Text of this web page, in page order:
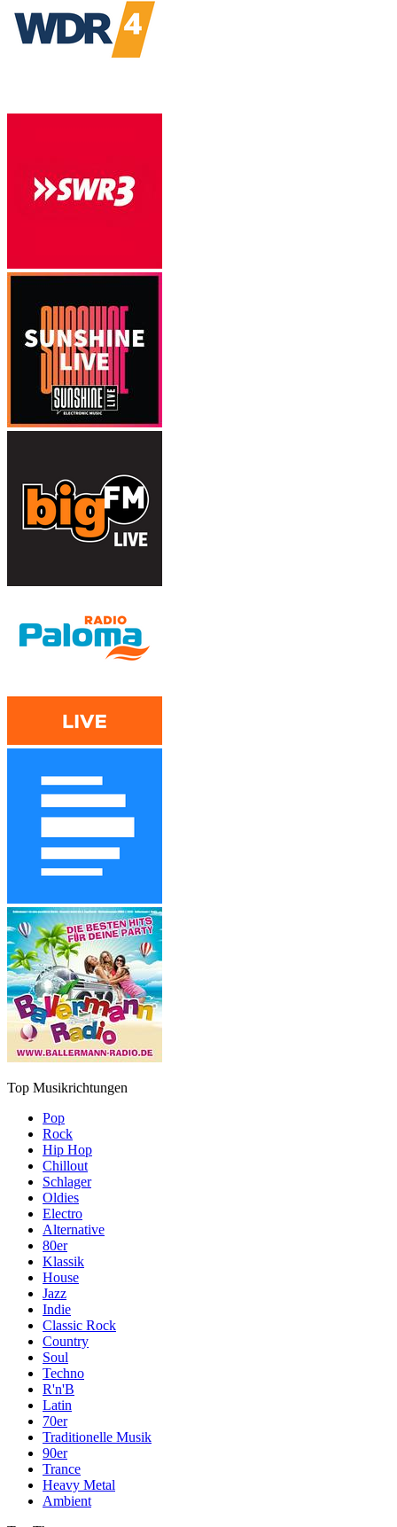
Top Musikrichtungen
Pop
Rock
Hip Hop
Chillout
Schlager
Oldies
Electro
Alternative
80er
Klassik
House
Jazz
Indie
Classic Rock
Country
Soul
Techno
R'n'B
Latin
70er
Traditionelle Musik
90er
Trance
Heavy Metal
Ambient